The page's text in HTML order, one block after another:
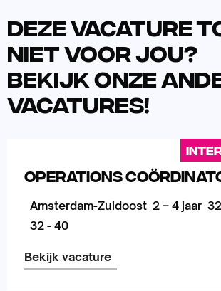
Deze vacature
niet voor jou?
Bekijk onze
vacatures!
Operations
Amsterdam-Zuidoost 2 – 4 jaar
32 - 40
Bekijk vacature